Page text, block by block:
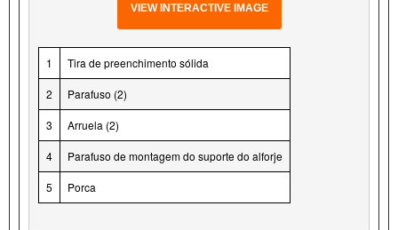
VIEW INTERACTIVE IMAGE
1 Tira de preenchimento sólida
2 Parafuso (2)
3 Arruela (2)
4 Parafuso de montagem do suporte do alforje
5 Porca